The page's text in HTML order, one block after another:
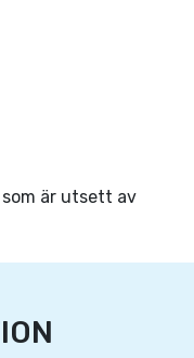
som är utsett av